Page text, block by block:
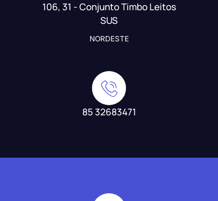
106, 31 - Conjunto Timbo Leitos
SUS
NORDESTE
85 32683471